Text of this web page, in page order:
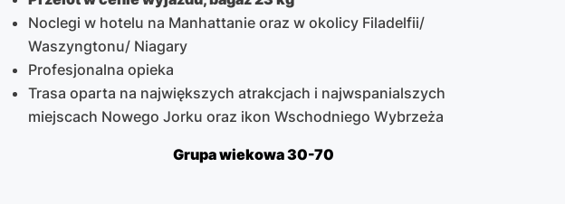
Noclegi w hotelu na Manhattanie oraz w okolicy Filadelfii/
Waszyngtonu/ Niagary
Profesjonalna opieka
Trasa oparta na największych atrakcjach i najwspanialszych
miejscach Nowego Jorku oraz ikon Wschodniego Wybrzeża
Grupa wiekowa 30-70